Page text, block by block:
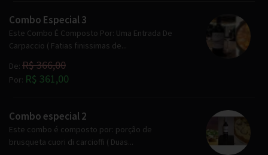
Combo Especial 3
Este Combo É Composto Por: Uma Entrada De
Carpaccio ( Fatias finissimas de...
De: R$ 366,00
Por: R$ 361,00
Combo especial 2
Este combo é composto por: porção de
brusqueta cuori di carcioffi ( Duas...